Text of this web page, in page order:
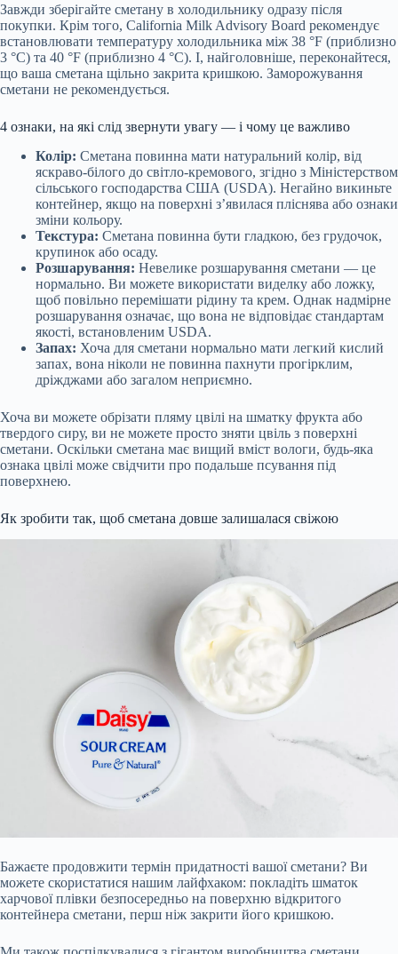
Завжди зберігайте сметану в холодильнику одразу після
покупки. Крім того, California Milk Advisory Board рекомендує
встановлювати температуру холодильника між 38 °F (приблизно
3 °C) та 40 °F (приблизно 4 °C). І, найголовніше, переконайтеся,
що ваша сметана щільно закрита кришкою. Заморожування
сметани не рекомендується.
4 ознаки, на які слід звернути увагу — і чому це важливо
Колір: Сметана повинна мати натуральний колір, від
яскраво-білого до світло-кремового, згідно з Міністерством
сільського господарства США (USDA). Негайно викиньте
контейнер, якщо на поверхні з’явилася пліснява або ознаки
зміни кольору.
Текстура: Сметана повинна бути гладкою, без грудочок,
крупинок або осаду.
Розшарування: Невелике розшарування сметани — це
нормально. Ви можете використати виделку або ложку,
щоб повільно перемішати рідину та крем. Однак надмірне
розшарування означає, що вона не відповідає стандартам
якості, встановленим USDA.
Запах: Хоча для сметани нормально мати легкий кислий
запах, вона ніколи не повинна пахнути прогірклим,
дріжджами або загалом неприємно.
Хоча ви можете обрізати пляму цвілі на шматку фрукта або
твердого сиру, ви не можете просто зняти цвіль з поверхні
сметани. Оскільки сметана має вищий вміст вологи, будь-яка
ознака цвілі може свідчити про подальше псування під
поверхнею.
Як зробити так, щоб сметана довше залишалася свіжою
Бажаєте продовжити термін придатності вашої сметани? Ви
можете скористатися нашим лайфхаком: покладіть шматок
харчової плівки безпосередньо на поверхню відкритого
контейнера сметани, перш ніж закрити його кришкою.